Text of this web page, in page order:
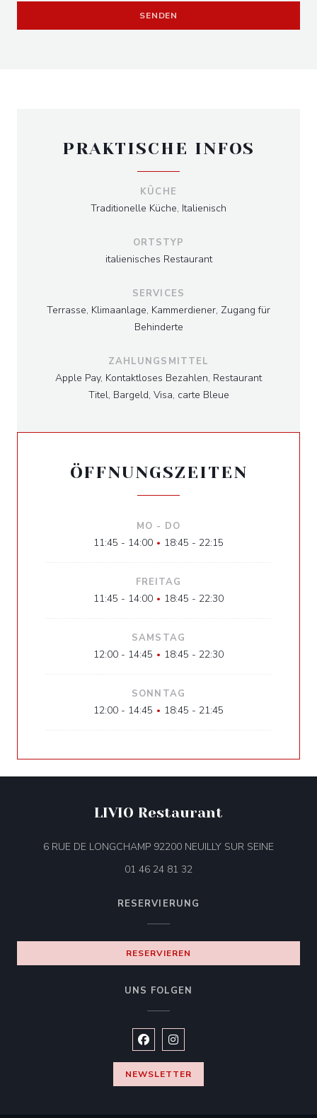
PRAKTISCHE INFOS
KÜCHE
Traditionelle Küche, Italienisch
ORTSTYP
italienisches Restaurant
SERVICES
Terrasse, Klimaanlage, Kammerdiener, Zugang für
Behinderte
ZAHLUNGSMITTEL
Apple Pay, Kontaktloses Bezahlen, Restaurant
Titel, Bargeld, Visa, carte Bleue
ÖFFNUNGSZEITEN
MO - DO
11:45 - 14:00 • 18:45 - 22:15
FREITAG
11:45 - 14:00 • 18:45 - 22:30
SAMSTAG
12:00 - 14:45 • 18:45 - 22:30
SONNTAG
12:00 - 14:45 • 18:45 - 21:45
LIVIO Restaurant
6 RUE DE LONGCHAMP 92200 NEUILLY SUR SEINE
01 46 24 81 32
RESERVIERUNG
RESERVIEREN
UNS FOLGEN
Facebook ((öffnet ein neues
Instagram ((öffnet ein neues
NEWSLETTER